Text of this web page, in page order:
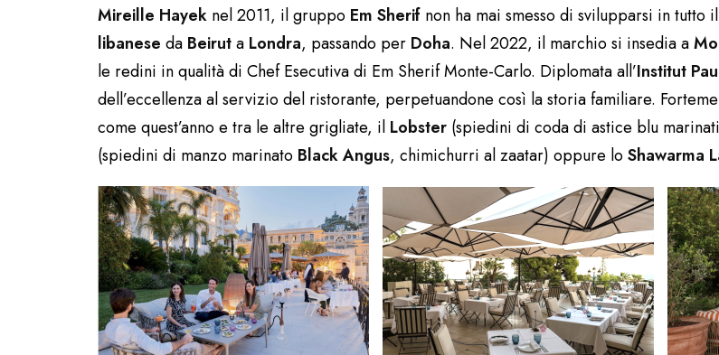
Mireille Hayek nel 2011, il gruppo Em Sherif non ha mai smesso di svilupparsi in
libanese da Beiruta Londra, passando per Doha. Nel 2022, il marchio si insedia a
le redini in qualità di Chef Esecutiva di Em Sherif Monte-Carlo. Diplomata all’Institut
dell’eccellenza al servizio del ristorante, perpetuandone così la storia familiare.
come quest’anno e tra le altre grigliate, il Lobster (spiedini di coda di astice blu
(spiedini di manzo marinato Black Angus, chimichurri al zaatar) oppure loShawarma